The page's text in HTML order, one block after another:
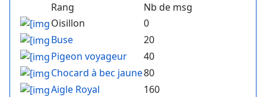
Rang
Nb de msg
Oisillon
0
Buse
20
Pigeon voyageur
40
Chocard à bec jaune80
Aigle Royal
160